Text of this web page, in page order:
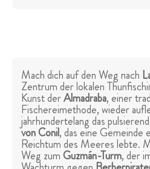
Mach dich auf den Weg nach
Zentrum der lokalen
Kunst derAlmadraba, einer
Fischereimethode, wieder
jahrhundertelang das
von Conil, das eine Gemeinde
Reichtum des Meeres lebte.
Weg zumGuzmán-Turm, der